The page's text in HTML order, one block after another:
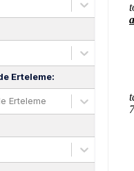
Erteleme:
Erteleme